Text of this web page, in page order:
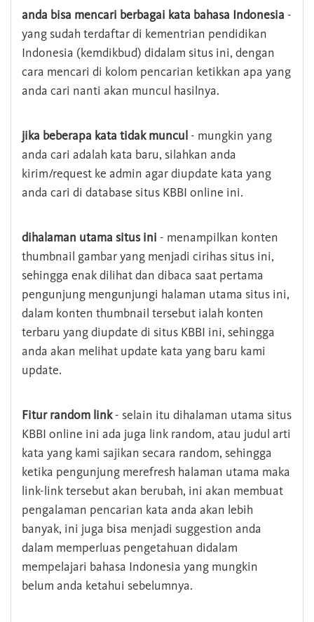
anda bisa mencari berbagai kata bahasa Indonesia -
yang sudah terdaftar di kementrian pendidikan
Indonesia (kemdikbud) didalam situs ini, dengan
cara mencari di kolom pencarian ketikkan apa yang
anda cari nanti akan muncul hasilnya.
jika beberapa kata tidak muncul - mungkin yang
anda cari adalah kata baru, silahkan anda
kirim/request ke admin agar diupdate kata yang
anda cari di database situs KBBI online ini.
dihalaman utama situs ini - menampilkan konten
thumbnail gambar yang menjadi cirihas situs ini,
sehingga enak dilihat dan dibaca saat pertama
pengunjung mengunjungi halaman utama situs ini,
dalam konten thumbnail tersebut ialah konten
terbaru yang diupdate di situs KBBI ini, sehingga
anda akan melihat update kata yang baru kami
update.
Fitur random link- selain itu dihalaman utama situs
KBBI online ini ada juga link random, atau judul arti
kata yang kami sajikan secara random, sehingga
ketika pengunjung merefresh halaman utama maka
link-link tersebut akan berubah, ini akan membuat
pengalaman pencarian kata anda akan lebih
banyak, ini juga bisa menjadi suggestion anda
dalam memperluas pengetahuan didalam
mempelajari bahasa Indonesia yang mungkin
belum anda ketahui sebelumnya.